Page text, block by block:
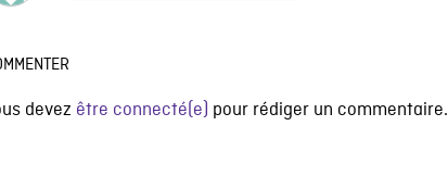
devez être connecté(e) pour rédiger un commentaire.